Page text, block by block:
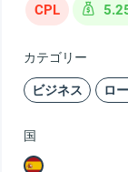
CPL
カテゴリー
ビジネス ロ
国